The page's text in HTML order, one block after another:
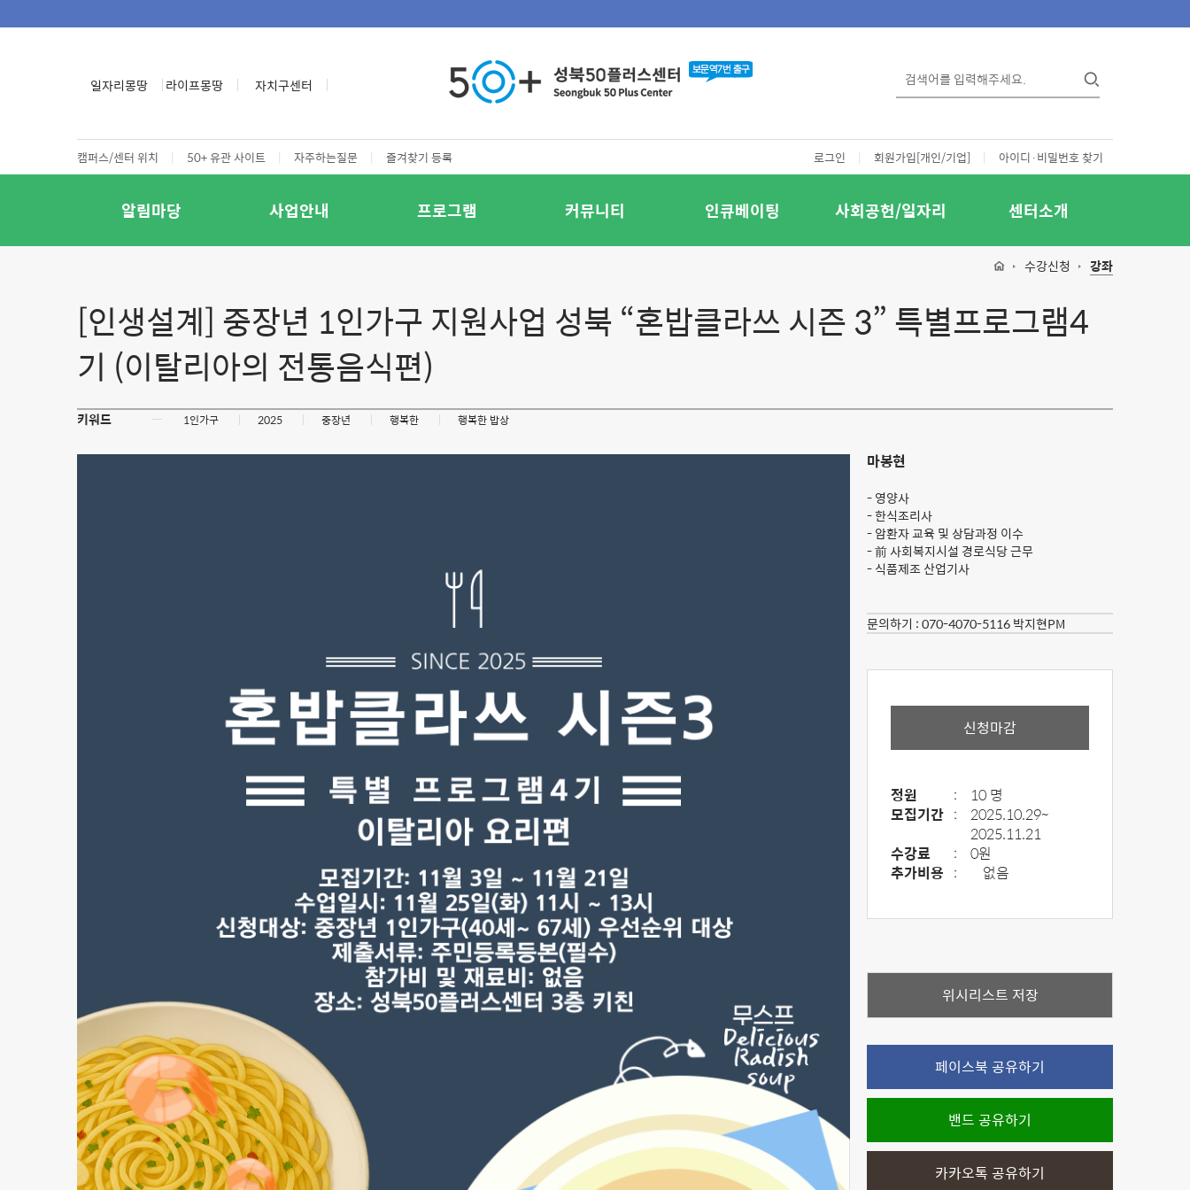
일자리몽땅 라이프몽땅 자치구센터
캠퍼스/센터 위치 | 50+ 유관 사이트 | 자주하는질문 | 즐겨찾기 등록 로그인 | 회원가입[개인/기업] | 아이디·비밀번호 찾기
알림마당 사업안내 프로그램 커뮤니티 인큐베이팅 사회공헌/일자리 센터소개
수강신청 강좌
[인생설계] 중장년 1인가구 지원사업 성북 “혼밥클라쓰 시즌 3” 특별프로그램4
기 (이탈리아의 전통음식편)
키워드 ㅡ 1인가구 2025 중장년 행복한 행복한 밥상
마봉현
- 영양사
- 한식조리사
- 암환자 교육 및 상담과정 이수
- 前 사회복지시설 경로식당 근무
- 식품제조 산업기사
문의하기 :070-4070-5116 박지현PM
신청마감
정원 :
10 명
모집기간 :
2025.10.29~
2025.11.21
수강료
:
0원
추가비용 : 없음
위시리스트 저장
페이스북 공유하기
밴드 공유하기
카카오톡 공유하기